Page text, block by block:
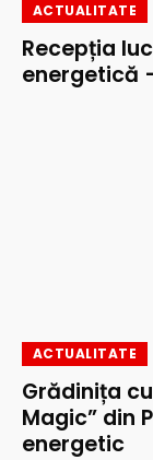
ACTUALITATE
Recepția
energetică
ACTUALITATE
Grădinița
Magic” din
energetic